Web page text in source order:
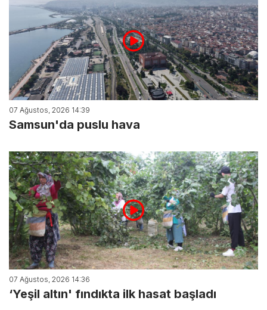
07 Ağustos, 2026 14:39
Samsun'da puslu hava
07 Ağustos, 2026 14:36
‘Yeşil altın' fındıkta ilk hasat başladı